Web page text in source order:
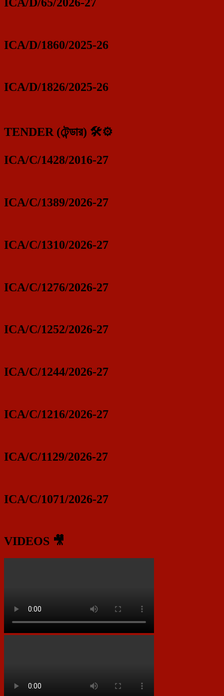
ICA/D/1860/2025-26
ICA/D/1826/2025-26
TENDER (টেন্ডার) 🛠️⚙️
ICA/C/1428/2016-27
ICA/C/1389/2026-27
ICA/C/1310/2026-27
ICA/C/1276/2026-27
ICA/C/1252/2026-27
ICA/C/1244/2026-27
ICA/C/1216/2026-27
ICA/C/1129/2026-27
ICA/C/1071/2026-27
VIDEOS 🎥